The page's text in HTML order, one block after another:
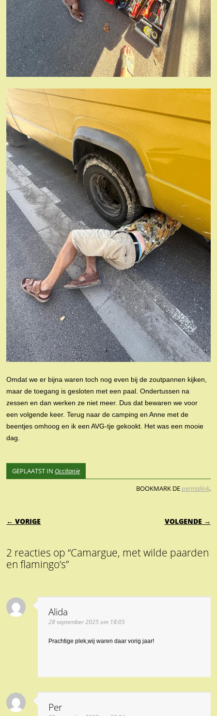
Omdat we er bijna waren toch nog even bij de zoutpannen kijken,
maar de toegang is gesloten met een paal. Ondertussen na
zessen en dan werken ze niet meer. Dus dat bewaren we voor
een volgende keer. Terug naar de camping en Anne met de
beentjes omhoog en ik een AVG-tje gekookt. Het was een mooie
dag.
GEPLAATST IN Occitanie
BOOKMARK DEpermalink.
BERICHTNAVIGATIE
← VORIGE VOLGENDE →
2 reacties op “Camargue, met wilde paarden
en flamingo’s”
Alida
28 september 2025 om 18:05
Prachtige plek,wij waren daar vorig jaar!
Per